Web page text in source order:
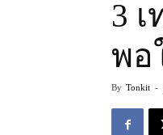
3
พอ
By Tonkit -